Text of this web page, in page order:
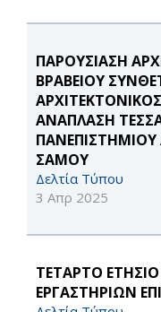
ΠΑΡΟΥΣΙΑΣΗ
ΒΡΑΒΕΙΟΥ
ΑΝΑΠΛΑΣΗ
ΠΑΝΕΠΙΣΤΗΜΙΟΥ
ΣΑΜΟΥ
Δελτία Τύπου
3 Απρ 2025
ΤΕΤΑΡΤΟ
ΕΡΓΑΣΤΗΡΙΩΝ